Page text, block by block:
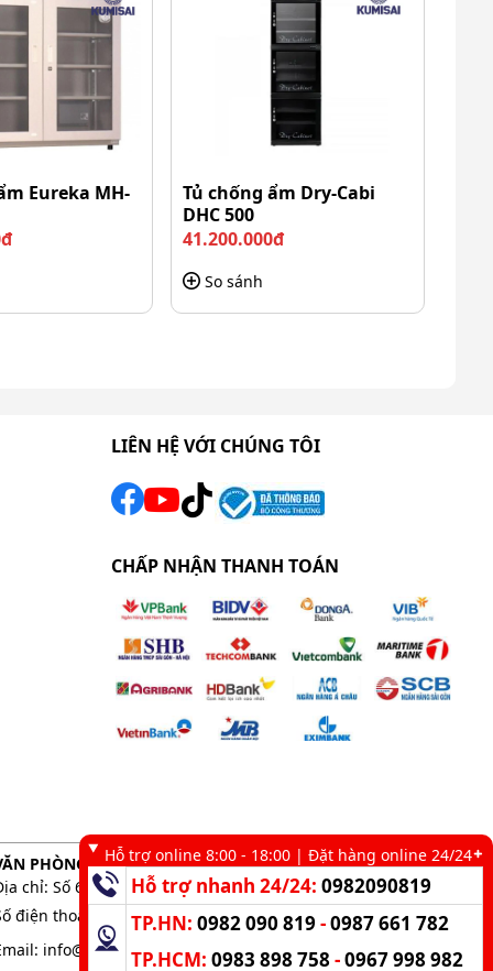
Eureka MH-
Tủ chống ẩm Dry-Cabi
DHC 500
41.200.000đ
So sánh
LIÊN HỆ VỚI CHÚNG TÔI
CHẤP NHẬN THANH TOÁN
PHÒNG GIAO DỊCH TẠI TP. HCM
chỉ: Số 6 kênh 19/5, Phường Tân Sơn Nhì, TP. HCM
điện thoại:
0983 898 758 -0982 090 819
info@kumisai.vn
Hỗ trợ online 8:00 - 18:00 | Đặt hàng online 24/24
Hỗ trợ nhanh 24/24:0982090819
TP.HN:0982 090 819 -0987 661 782
TP.HCM:0983 898 758 -0967 998 982